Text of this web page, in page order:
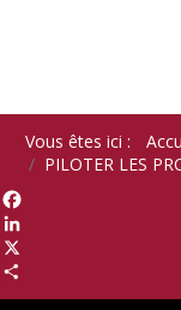
Vous êtes ici :
PILOTER LES